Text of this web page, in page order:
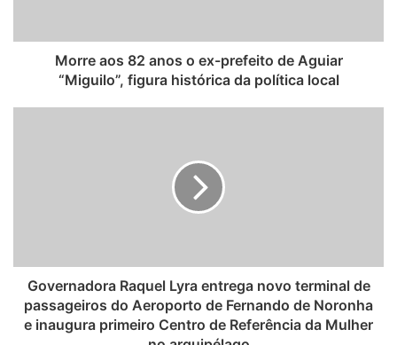
Morre aos 82 anos o ex-prefeito de Aguiar
“Miguilo”, figura histórica da política local
Governadora Raquel Lyra entrega novo terminal de
passageiros do Aeroporto de Fernando de Noronha
e inaugura primeiro Centro de Referência da Mulher